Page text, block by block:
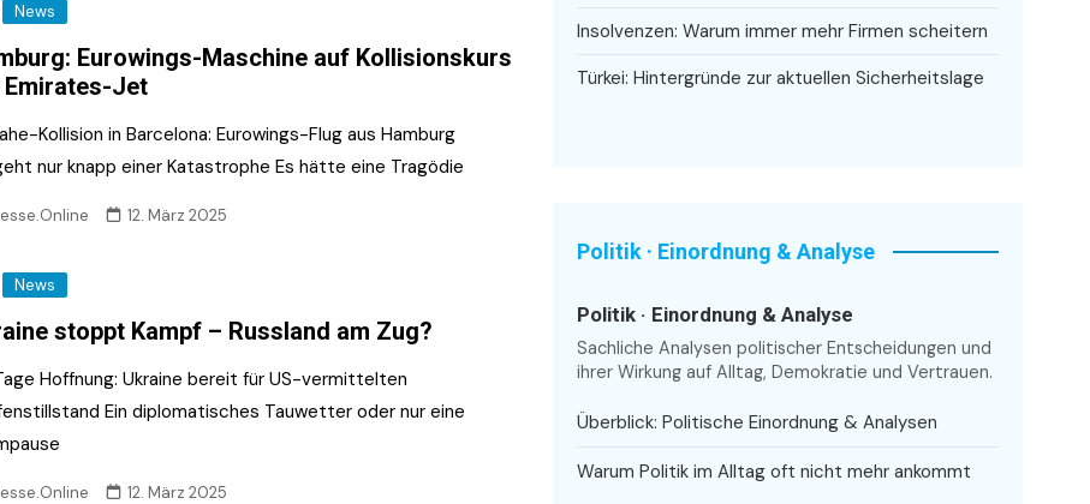
News
Eurowings-Maschine auf Kollisionskurs
Emirates-Jet
Kollision in Barcelona: Eurowings-Flug aus Hamburg
nur knapp einer Katastrophe Es hätte eine Tragödie
12. März 2025
News
stoppt Kampf – Russland am Zug?
Hoffnung: Ukraine bereit für US-vermittelten
Ein diplomatisches Tauwetter oder nur eine
12. März 2025
Insolvenzen: Warum immer mehr Firmen scheitern
Türkei: Hintergründe zur aktuellen Sicherheitslage
Politik · Einordnung & Analyse
Politik · Einordnung & Analyse
Sachliche Analysen politischer Entscheidungen und
ihrer Wirkung auf Alltag, Demokratie und Vertrauen.
Überblick: Politische Einordnung & Analysen
Warum Politik im Alltag oft nicht mehr ankommt